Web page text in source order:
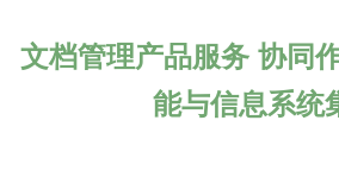
文档管理产品服务 协同
能与信息系统